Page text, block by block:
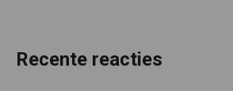
Recente reacties